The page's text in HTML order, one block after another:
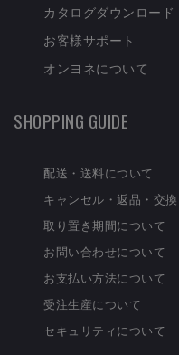
カタログダウンロード
お客様サポート
オンヨネについて
SHOPPING GUIDE
配送・送料について
キャンセル・返品・交換
取り置き期間について
お問い合わせについて
お支払い方法について
受注生産について
セキュリティについて